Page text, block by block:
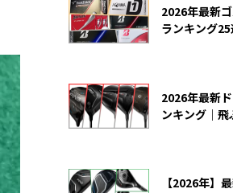
2026年最新
ランキング
2026年最新
ンキング｜
【2026年】